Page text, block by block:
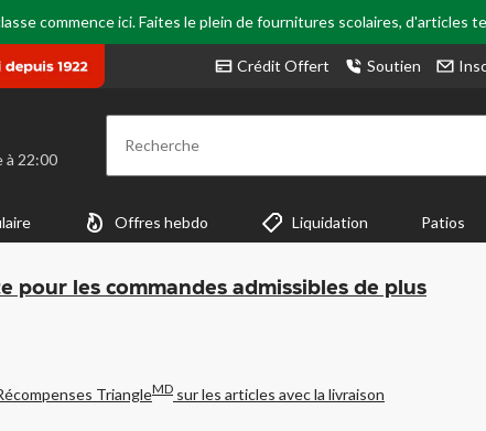
commence ici. Faites le plein de fournitures scolaires, d'articles
Crédit Offert Soutien
⋅ Fermeture à 22:00 Recherche
Offres hebdo Liquidation Patios
pour les commandes admissibles de plus
TriangleMD sur les articles avec la livraison